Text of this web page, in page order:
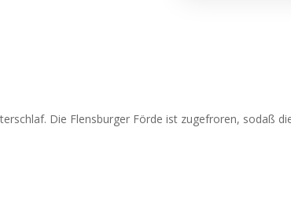
Die Flensburger Förde ist zugefroren, sodaß